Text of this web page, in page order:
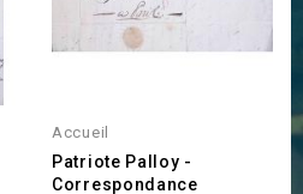
Accueil
Patriote Palloy -
Correspondance